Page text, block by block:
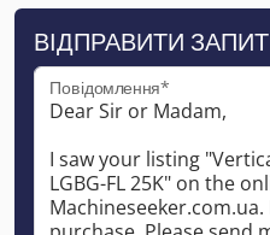
ВІДПРАВИТИ ЗАПИТ
Повідомлення*